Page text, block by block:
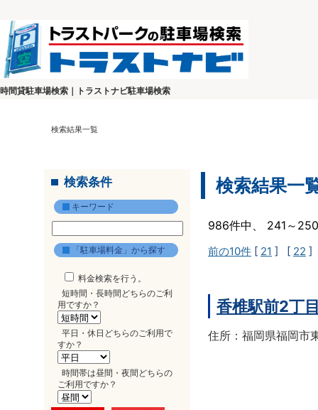
時間貸駐車場検索｜トラストナビ駐車場検索
検索結果一覧
検索条件
キーワード
「駐車場料金」から探す
料金検索を行う。
短時間・長時間どちらのご利
用ですか？
平日・休日どちらのご利用で
すか？
時間帯は昼間・夜間どちらの
ご利用ですか？
検索結果一
986件中、 241～
前の10件 [ 21 ] [ 22 ]
香椎駅前2丁
住所：福岡県福岡市